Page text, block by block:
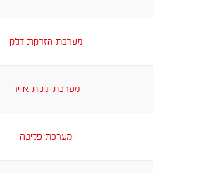
מערכת הזרקת דלק
מערכת יניקת אוויר
מערכת פליטה